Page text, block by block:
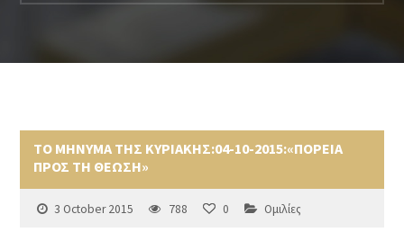
ΤΟ ΜΗΝΥΜΑ ΤΗΣ ΚΥΡΙΑΚΗΣ:04-10-2015:«ΠΟΡΕΙΑ
ΠΡΟΣ ΤΗ ΘΕΩΣΗ»
3 October 2015 788 0 Ομιλίες